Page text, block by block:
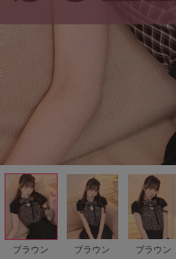
ブラウン ブラウン ブラウン